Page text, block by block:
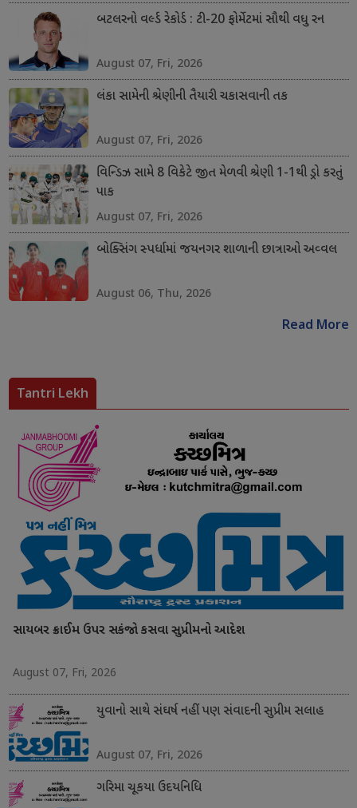
બટલરનો વર્લ્ડ રેકોર્ડ : ટી-20 ફોર્મેટમાં સૌથી વધુ રન
August 07, Fri, 2026
લંકા સામેની શ્રેણીની તૈયારી ચકાસવાની તક
August 07, Fri, 2026
વિન્ડિઝ સામે 8 વિકેટે જીત મેળવી શ્રેણી 1-1થી ડ્રો કરતું
પાક
August 07, Fri, 2026
બોક્સિંગ સ્પર્ધામાં જયનગર શાળાની છાત્રાઓ અવ્વલ
August 06, Thu, 2026
Read More
Tantri Lekh
સાયબર ક્રાઈમ ઉપર સકંજો કસવા સુપ્રીમનો આદેશ
August 07, Fri, 2026
યુવાનો સાથે સંઘર્ષ નહીં પણ સંવાદની સુપ્રીમ સલાહ
August 07, Fri, 2026
ગરિમા ચૂકયા ઉદયનિધિ